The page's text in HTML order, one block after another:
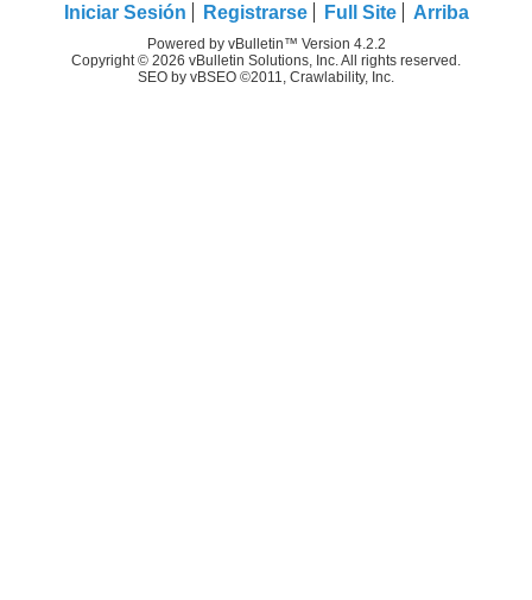
Iniciar Sesión Registrarse Full Site Arriba
Powered by vBulletin™ Version 4.2.2
Copyright © 2026 vBulletin Solutions, Inc. All rights reserved.
SEO by vBSEO ©2011, Crawlability, Inc.